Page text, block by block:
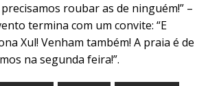
roubar as de ninguém!” –
termina com um convite: “E
Xul! Venham também! A praia é de
na segunda feira!”.